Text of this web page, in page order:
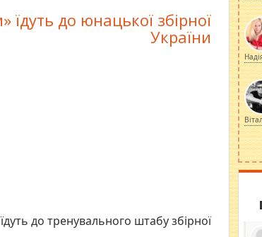
їдуть до юнацької збірної
України
до тренувального штабу збірної